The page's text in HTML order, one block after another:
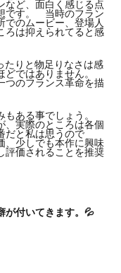
など、面白く感じる点
です。 当時のフラン
でのムービー、登場人
ろは抑えられてると感
たりと物足りなさは感
どではありません。
つのフランス革命を描
もある事でしょう。
、実際のところは各個
だと私は思うので
少しでも本作に興味
評価されることを推奨
が付いてきます。💦